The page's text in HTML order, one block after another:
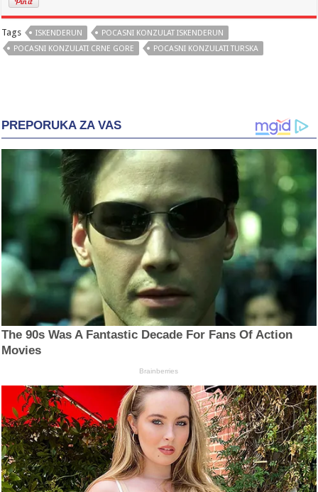
Tags ISKENDERUN
POCASNI KONZULAT ISKENDERUN
POCASNI KONZULATI CRNE GORE
POCASNI KONZULATI TURSKA